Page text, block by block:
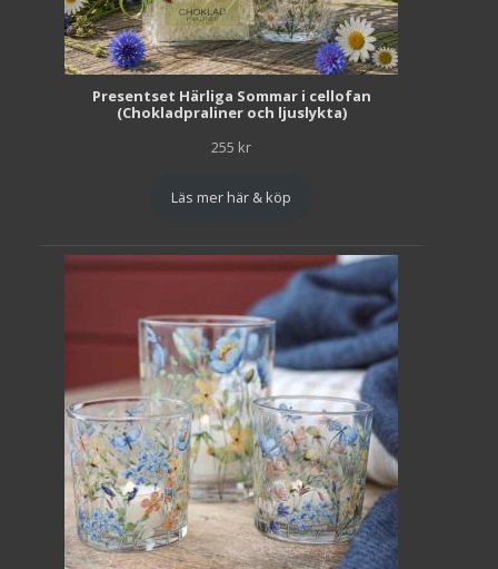
Presentset Härliga Sommar i cellofan
(Chokladpraliner och ljuslykta)
255 kr
Läs mer här & köp